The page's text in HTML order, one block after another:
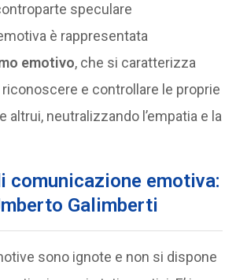
speculare
è rappresentata
emotivo, che si caratterizza
riconoscere e controllare le proprie
altrui, neutralizzando l’empatia e la
comunicazione emotiva:
Galimberti
sono ignote e non si dispone